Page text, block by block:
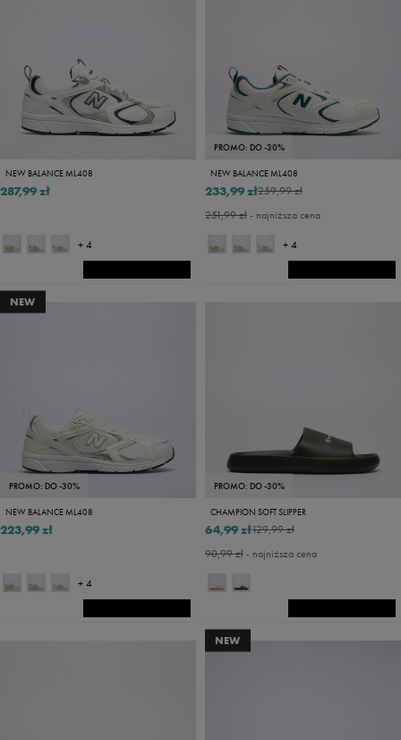
NEW BALANCE ML408
287,99 zł
+ 4
PROMO: DO -30%
NEW BALANCE ML408
259,99 zł
233,99 zł
251,99 zł- najniższa cena
+ 4
NEW
PROMO: DO -30%
NEW BALANCE ML408
223,99 zł
+ 4
PROMO: DO -30%
CHAMPION SOFT SLIPPER
129,99 zł
64,99 zł
90,99 zł- najniższa cena
NEW